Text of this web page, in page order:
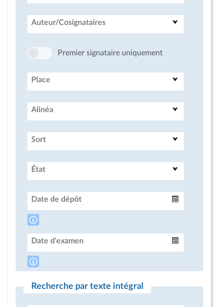
Auteur/Cosignataires
Premier signataire uniquement
Place
Alinéa
Sort
État
Date de dépôt
Date d'examen
Recherche par texte intégral